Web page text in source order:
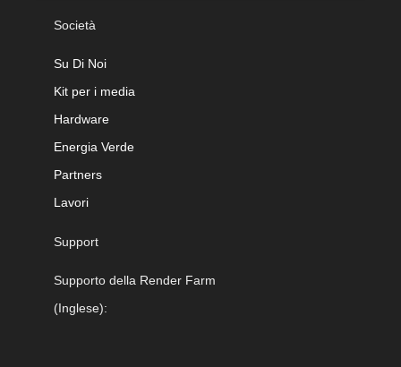
Società
Su Di Noi
Kit per i media
Hardware
Energia Verde
Partners
Lavori
Support
Supporto della Render Farm
(Inglese):